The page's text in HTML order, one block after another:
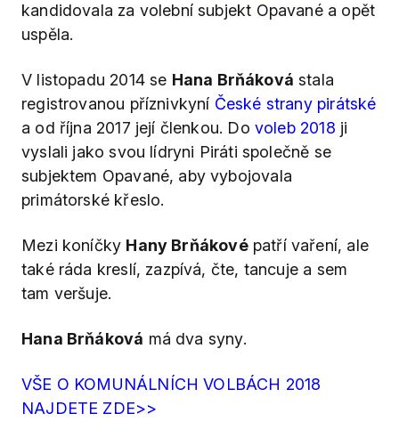
kandidovala za volební subjekt Opavané a opět
uspěla.
V listopadu 2014 se Hana Brňáková stala
registrovanou příznivkyní České strany pirátské
a od října 2017 její členkou. Do voleb 2018 ji
vyslali jako svou lídryni Piráti společně se
subjektem Opavané, aby vybojovala
primátorské křeslo.
Mezi koníčky Hany Brňákovépatří vaření, ale
také ráda kreslí, zazpívá, čte, tancuje a sem
tam veršuje.
Hana Brňáková má dva syny.
VŠE O KOMUNÁLNÍCH VOLBÁCH 2018
NAJDETE ZDE>>